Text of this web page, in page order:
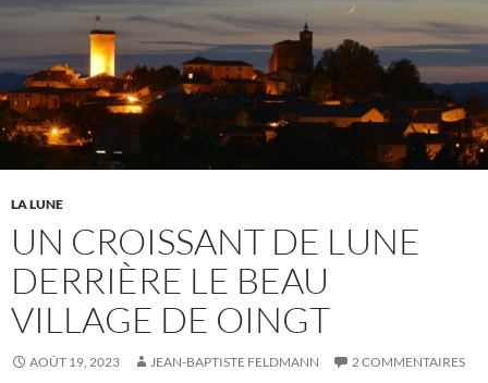
LA LUNE
UN CROISSANT DE LUNE
DERRIÈRE LE BEAU
VILLAGE DE OINGT
AOÛT 19, 2023 JEAN-BAPTISTE FELDMANN 2 COMMENTAIRES